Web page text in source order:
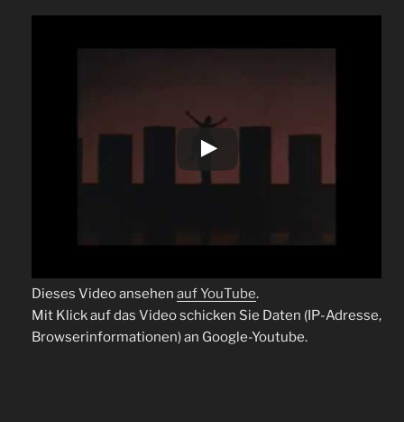
Dieses Video ansehen auf YouTube.
Mit Klick auf das Video schicken Sie Daten (IP-Adresse,
Browserinformationen) an Google-Youtube.